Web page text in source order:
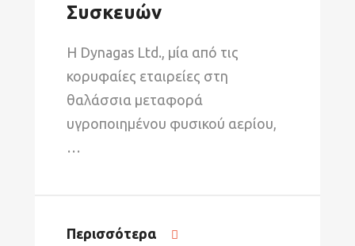
Συσκευών
Η Dynagas Ltd., μία από τις
κορυφαίες εταιρείες στη
θαλάσσια μεταφορά
υγροποιημένου φυσικού αερίου,
…
Περισσότερα